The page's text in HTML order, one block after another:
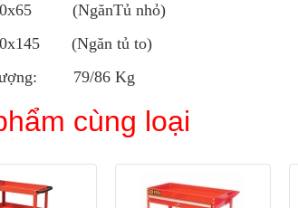
(NgănTủ nhỏ)
(Ngăn tủ to)
79/86 Kg
cùng loại